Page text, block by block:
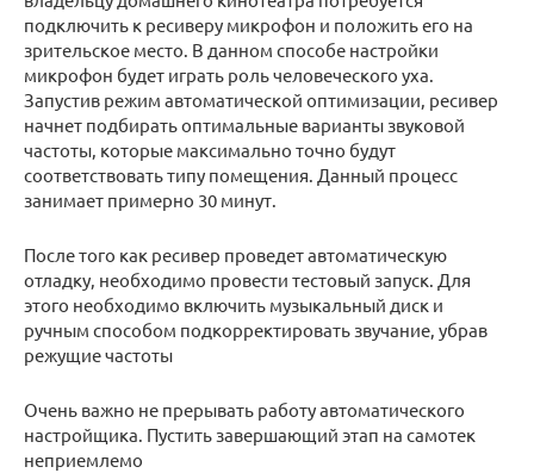
подключить к ресиверу микрофон и положить его на
зрительское место. В данном способе настройки
микрофон будет играть роль человеческого уха.
Запустив режим автоматической оптимизации, ресивер
начнет подбирать оптимальные варианты звуковой
частоты, которые максимально точно будут
соответствовать типу помещения. Данный процесс
занимает примерно 30 минут.
После того как ресивер проведет автоматическую
отладку, необходимо провести тестовый запуск. Для
этого необходимо включить музыкальный диск и
ручным способом подкорректировать звучание, убрав
режущие частоты
Очень важно не прерывать работу автоматического
настройщика. Пустить завершающий этап на самотек
неприемлемо